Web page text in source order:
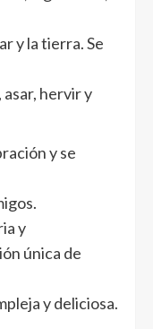
y la tierra. Se
hervir y
y se
y
única de
y deliciosa.